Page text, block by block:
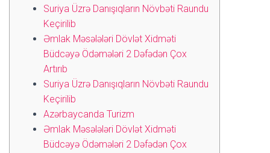
Suriya Üzrə Danışıqların Növbəti Raundu
Keçirilib
Əmlak Məsələləri Dövlət Xidməti
Büdcəyə Ödəmələri 2 Dəfədən Çox
Artırıb
Suriya Üzrə Danışıqların Növbəti Raundu
Keçirilib
Azərbaycanda Turizm
Əmlak Məsələləri Dövlət Xidməti
Büdcəyə Ödəmələri 2 Dəfədən Çox